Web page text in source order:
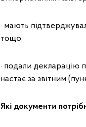
· мають
тощо;
· подали декларацію
настає за звітним
Які документи